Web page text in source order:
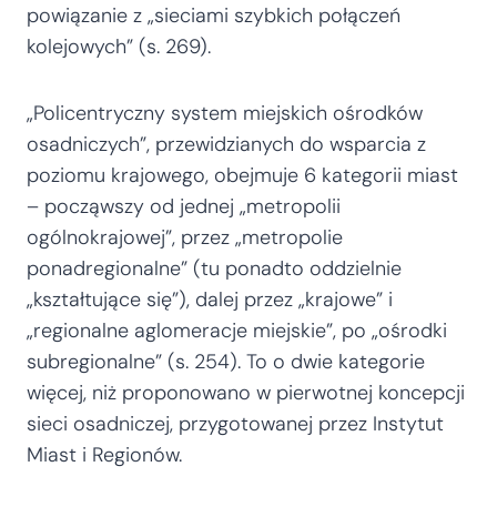
powiązanie z „sieciami szybkich połączeń
kolejowych” (s. 269).
„Policentryczny system miejskich ośrodków
osadniczych”, przewidzianych do wsparcia z
poziomu krajowego, obejmuje 6 kategorii miast
– począwszy od jednej „metropolii
ogólnokrajowej”, przez „metropolie
ponadregionalne” (tu ponadto oddzielnie
„kształtujące się”), dalej przez „krajowe” i
„regionalne aglomeracje miejskie”, po „ośrodki
subregionalne” (s. 254). To o dwie kategorie
więcej, niż proponowano w pierwotnej koncepcji
sieci osadniczej, przygotowanej przez Instytut
Miast i Regionów.